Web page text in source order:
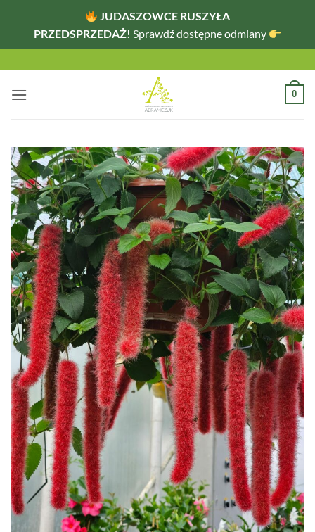
JUDASZOWCE RUSZYŁA
PRZEDSPRZEDAŻ! Sprawdź dostępne odmiany
zawartości
0